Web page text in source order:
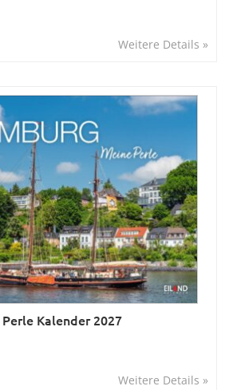
Weitere Details »
Kalender 2027
Weitere Details »